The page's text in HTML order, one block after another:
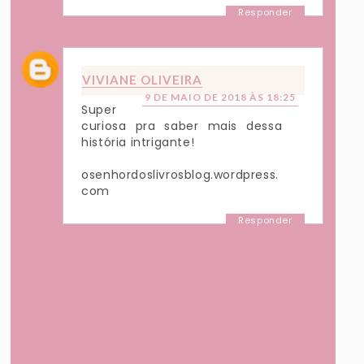
Responder
VIVIANE OLIVEIRA
9 DE MAIO DE 2018 ÀS 18:25
Super
curiosa pra saber mais dessa
história intrigante!
osenhordoslivrosblog.wordpress.
com
Responder